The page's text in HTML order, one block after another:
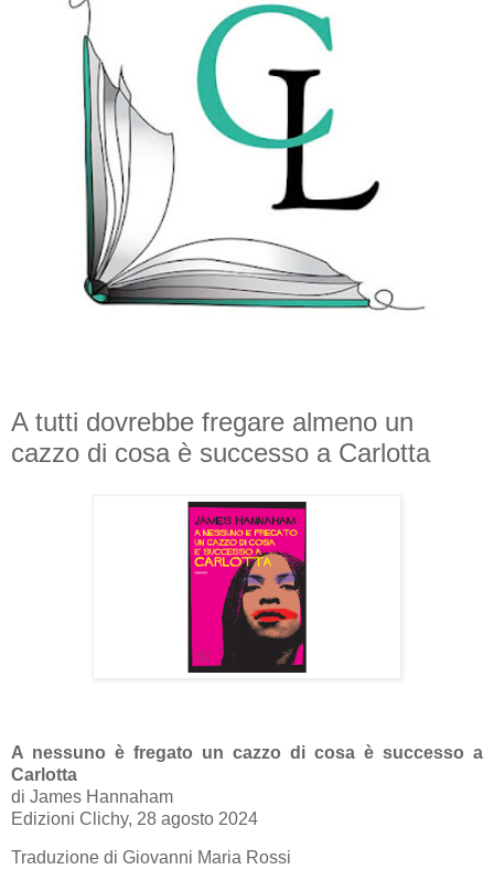
A tutti dovrebbe fregare almeno un
cazzo di cosa è successo a Carlotta
A nessuno è fregato un cazzo di cosa è successo a
Carlotta
di James Hannaham
Edizioni Clichy, 28 agosto 2024
Traduzione di Giovanni Maria Rossi